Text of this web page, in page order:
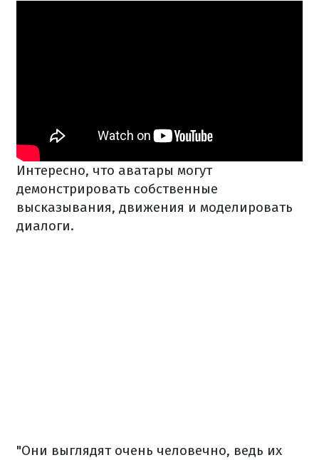
Интересно, что аватары могут
демонстрировать собственные
высказывания, движения и моделировать
диалоги.
"Они выглядят очень человечно, ведь их